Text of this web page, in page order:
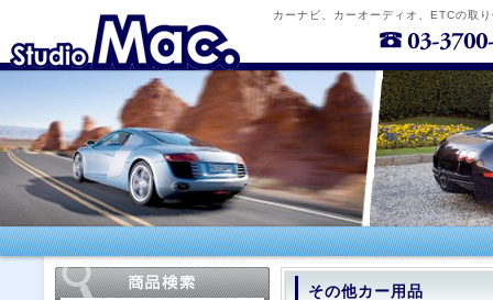
カーナビ、カーオーディオ、ETCの取
その他カー用品